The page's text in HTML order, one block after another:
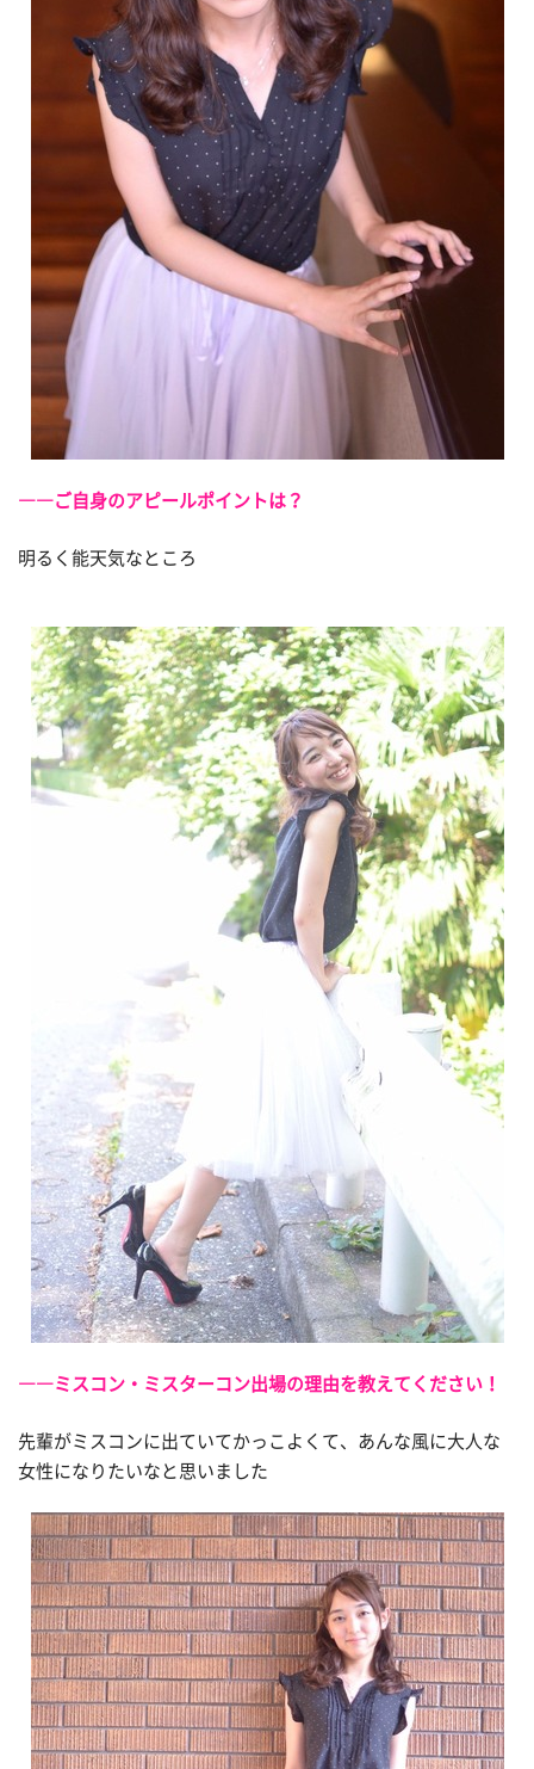
――ご自身のアピールポイントは？
明るく能天気なところ
――ミスコン・ミスターコン出場の理由を教えてください！
先輩がミスコンに出ていてかっこよくて、あんな風に大人な
女性になりたいなと思いました